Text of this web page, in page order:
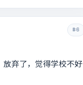
#6
弃了，觉得学校不好